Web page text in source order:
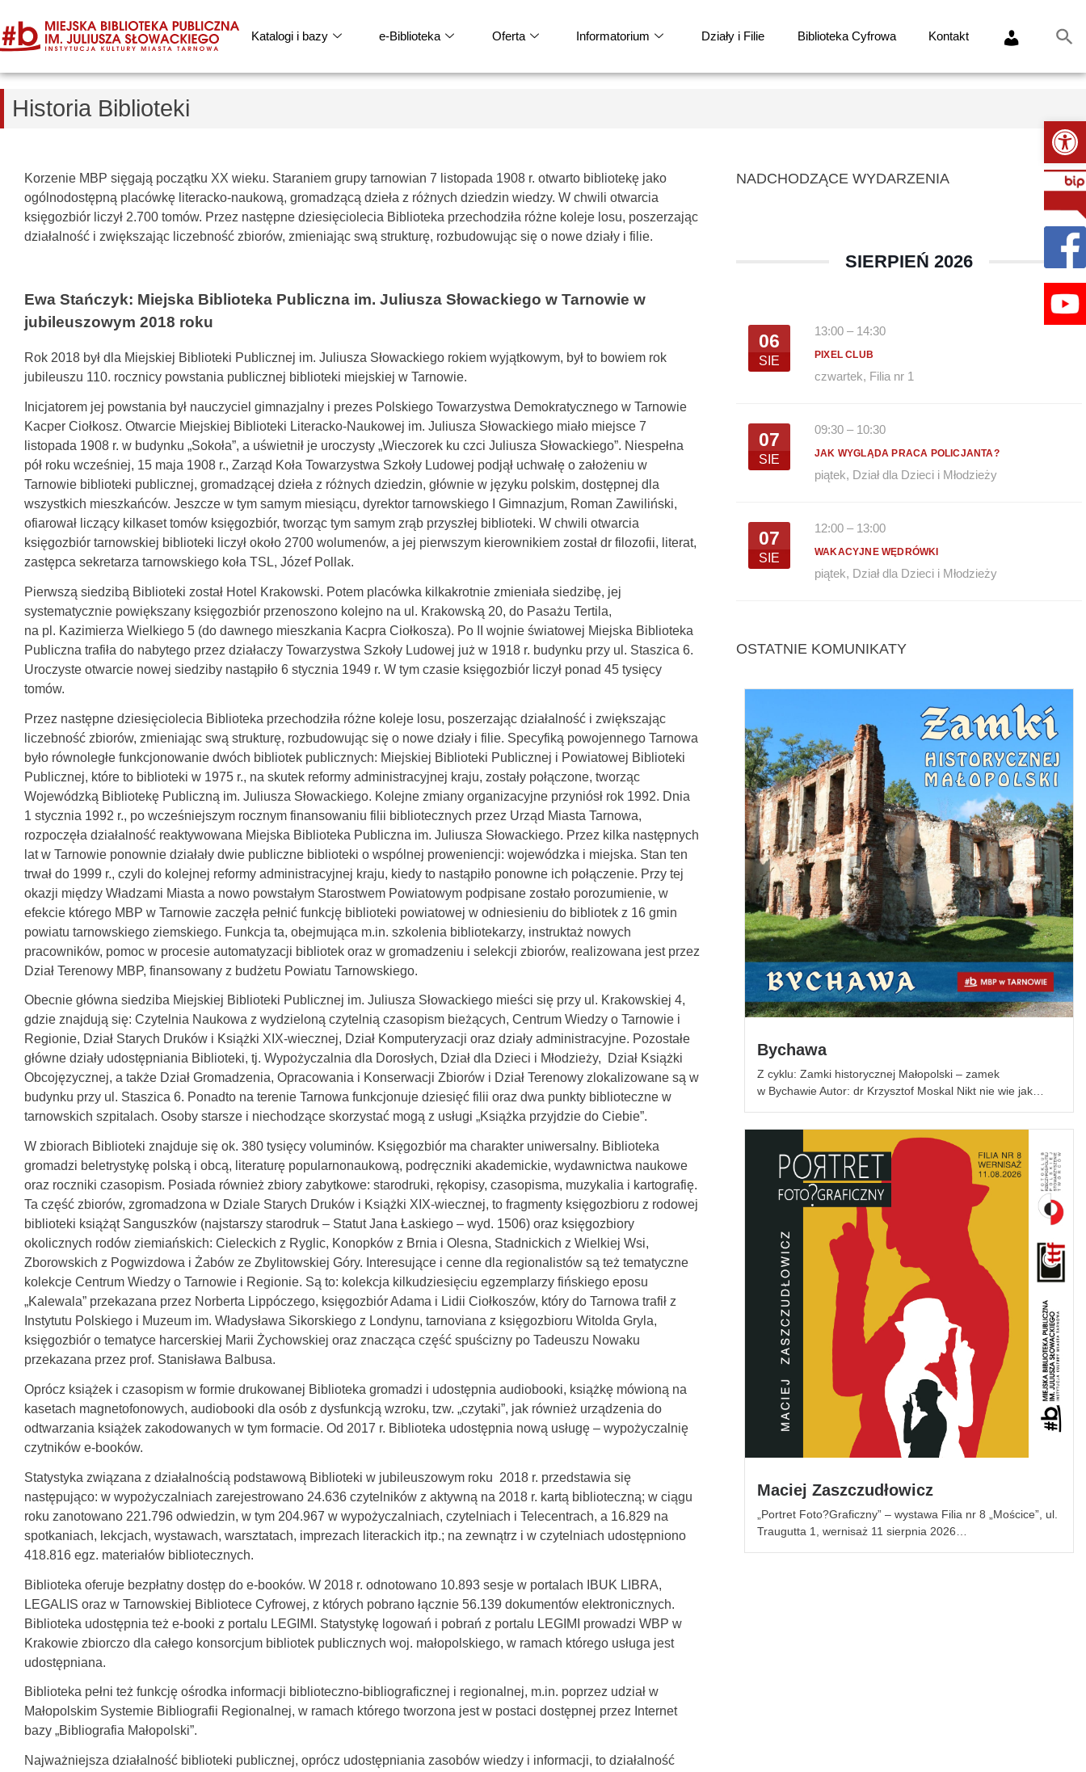
Katalogi i bazy e-Biblioteka Oferta Informatorium Działy i Filie Biblioteka Cyfrowa Kontakt
Historia Biblioteki
Korzenie MBP sięgają początku XX wieku. Staraniem grupy tarnowian 7 listopada 1908 r. otwarto bibliotekę jako
ogólnodostępną placówkę literacko-naukową, gromadzącą dzieła z różnych dziedzin wiedzy. W chwili otwarcia
księgozbiór liczył 2.700 tomów. Przez następne dziesięciolecia Biblioteka przechodziła różne koleje losu, poszerzając
działalność i zwiększając liczebność zbiorów, zmieniając swą strukturę, rozbudowując się o nowe działy i filie.
Ewa Stańczyk: Miejska Biblioteka Publiczna im. Juliusza Słowackiego w Tarnowie w
jubileuszowym 2018 roku
Rok 2018 był dla Miejskiej Biblioteki Publicznej im. Juliusza Słowackiego rokiem wyjątkowym, był to bowiem rok
jubileuszu 110. rocznicy powstania publicznej biblioteki miejskiej w Tarnowie.
Inicjatorem jej powstania był nauczyciel gimnazjalny i prezes Polskiego Towarzystwa Demokratycznego w Tarnowie
Kacper Ciołkosz. Otwarcie Miejskiej Biblioteki Literacko-Naukowej im. Juliusza Słowackiego miało miejsce 7
listopada 1908 r. w budynku „Sokoła”, a uświetnił je uroczysty „Wieczorek ku czci Juliusza Słowackiego”. Niespełna
pół roku wcześniej, 15 maja 1908 r., Zarząd Koła Towarzystwa Szkoły Ludowej podjął uchwałę o założeniu w
Tarnowie biblioteki publicznej, gromadzącej dzieła z różnych dziedzin, głównie w języku polskim, dostępnej dla
wszystkich mieszkańców. Jeszcze w tym samym miesiącu, dyrektor tarnowskiego I Gimnazjum, Roman Zawiliński,
ofiarował liczący kilkaset tomów księgozbiór, tworząc tym samym zrąb przyszłej biblioteki. W chwili otwarcia
księgozbiór tarnowskiej biblioteki liczył około 2700 wolumenów, a jej pierwszym kierownikiem został dr filozofii, literat,
zastępca sekretarza tarnowskiego koła TSL, Józef Pollak.
Pierwszą siedzibą Biblioteki został Hotel Krakowski. Potem placówka kilkakrotnie zmieniała siedzibę, jej
systematycznie powiększany księgozbiór przenoszono kolejno na ul. Krakowską 20, do Pasażu Tertila,
na pl. Kazimierza Wielkiego 5 (do dawnego mieszkania Kacpra Ciołkosza). Po II wojnie światowej Miejska Biblioteka
Publiczna trafiła do nabytego przez działaczy Towarzystwa Szkoły Ludowej już w 1918 r. budynku przy ul. Staszica 6.
Uroczyste otwarcie nowej siedziby nastąpiło 6 stycznia 1949 r. W tym czasie księgozbiór liczył ponad 45 tysięcy
tomów.
Przez następne dziesięciolecia Biblioteka przechodziła różne koleje losu, poszerzając działalność i zwiększając
liczebność zbiorów, zmieniając swą strukturę, rozbudowując się o nowe działy i filie. Specyfiką powojennego Tarnowa
było równoległe funkcjonowanie dwóch bibliotek publicznych: Miejskiej Biblioteki Publicznej i Powiatowej Biblioteki
Publicznej, które to biblioteki w 1975 r., na skutek reformy administracyjnej kraju, zostały połączone, tworząc
Wojewódzką Bibliotekę Publiczną im. Juliusza Słowackiego. Kolejne zmiany organizacyjne przyniósł rok 1992. Dnia
1 stycznia 1992 r., po wcześniejszym rocznym finansowaniu filii bibliotecznych przez Urząd Miasta Tarnowa,
rozpoczęła działalność reaktywowana Miejska Biblioteka Publiczna im. Juliusza Słowackiego. Przez kilka następnych
lat w Tarnowie ponownie działały dwie publiczne biblioteki o wspólnej proweniencji: wojewódzka i miejska. Stan ten
trwał do 1999 r., czyli do kolejnej reformy administracyjnej kraju, kiedy to nastąpiło ponowne ich połączenie. Przy tej
okazji między Władzami Miasta a nowo powstałym Starostwem Powiatowym podpisane zostało porozumienie, w
efekcie którego MBP w Tarnowie zaczęła pełnić funkcję biblioteki powiatowej w odniesieniu do bibliotek z 16 gmin
powiatu tarnowskiego ziemskiego. Funkcja ta, obejmująca m.in. szkolenia bibliotekarzy, instruktaż nowych
pracowników, pomoc w procesie automatyzacji bibliotek oraz w gromadzeniu i selekcji zbiorów, realizowana jest przez
Dział Terenowy MBP, finansowany z budżetu Powiatu Tarnowskiego.
Obecnie główna siedziba Miejskiej Biblioteki Publicznej im. Juliusza Słowackiego mieści się przy ul. Krakowskiej 4,
gdzie znajdują się: Czytelnia Naukowa z wydzieloną czytelnią czasopism bieżących, Centrum Wiedzy o Tarnowie i
Regionie, Dział Starych Druków i Książki XIX-wiecznej, Dział Komputeryzacji oraz działy administracyjne. Pozostałe
główne działy udostępniania Biblioteki, tj. Wypożyczalnia dla Dorosłych, Dział dla Dzieci i Młodzieży, Dział Książki
Obcojęzycznej, a także Dział Gromadzenia, Opracowania i Konserwacji Zbiorów i Dział Terenowy zlokalizowane są w
budynku przy ul. Staszica 6. Ponadto na terenie Tarnowa funkcjonuje dziesięć filii oraz dwa punkty biblioteczne w
tarnowskich szpitalach. Osoby starsze i niechodzące skorzystać mogą z usługi „Książka przyjdzie do Ciebie”.
W zbiorach Biblioteki znajduje się ok. 380 tysięcy voluminów. Księgozbiór ma charakter uniwersalny. Biblioteka
gromadzi beletrystykę polską i obcą, literaturę popularnonaukową, podręczniki akademickie, wydawnictwa naukowe
oraz roczniki czasopism. Posiada również zbiory zabytkowe: starodruki, rękopisy, czasopisma, muzykalia i kartografię.
Ta część zbiorów, zgromadzona w Dziale Starych Druków i Książki XIX-wiecznej, to fragmenty księgozbioru z rodowej
biblioteki książąt Sanguszków (najstarszy starodruk – Statut Jana Łaskiego – wyd. 1506) oraz księgozbiory
okolicznych rodów ziemiańskich: Cieleckich z Ryglic, Konopków z Brnia i Olesna, Stadnickich z Wielkiej Wsi,
Zborowskich z Pogwizdowa i Żabów ze Zbylitowskiej Góry. Interesujące i cenne dla regionalistów są też tematyczne
kolekcje Centrum Wiedzy o Tarnowie i Regionie. Są to: kolekcja kilkudziesięciu egzemplarzy fińskiego eposu
„Kalewala” przekazana przez Norberta Lippóczego, księgozbiór Adama i Lidii Ciołkoszów, który do Tarnowa trafił z
Instytutu Polskiego i Muzeum im. Władysława Sikorskiego z Londynu, tarnoviana z księgozbioru Witolda Gryla,
księgozbiór o tematyce harcerskiej Marii Żychowskiej oraz znacząca część spuścizny po Tadeuszu Nowaku
przekazana przez prof. Stanisława Balbusa.
Oprócz książek i czasopism w formie drukowanej Biblioteka gromadzi i udostępnia audiobooki, książkę mówioną na
kasetach magnetofonowych, audiobooki dla osób z dysfunkcją wzroku, tzw. „czytaki”, jak również urządzenia do
odtwarzania książek zakodowanych w tym formacie. Od 2017 r. Biblioteka udostępnia nową usługę – wypożyczalnię
czytników e-booków.
Statystyka związana z działalnością podstawową Biblioteki w jubileuszowym roku 2018 r. przedstawia się
następująco: w wypożyczalniach zarejestrowano 24.636 czytelników z aktywną na 2018 r. kartą biblioteczną; w ciągu
roku zanotowano 221.796 odwiedzin, w tym 204.967 w wypożyczalniach, czytelniach i Telecentrach, a 16.829 na
spotkaniach, lekcjach, wystawach, warsztatach, imprezach literackich itp.; na zewnątrz i w czytelniach udostępniono
418.816 egz. materiałów bibliotecznych.
Biblioteka oferuje bezpłatny dostęp do e-booków. W 2018 r. odnotowano 10.893 sesje w portalach IBUK LIBRA,
LEGALIS oraz w Tarnowskiej Bibliotece Cyfrowej, z których pobrano łącznie 56.139 dokumentów elektronicznych.
Biblioteka udostępnia też e-booki z portalu LEGIMI. Statystykę logowań i pobrań z portalu LEGIMI prowadzi WBP w
Krakowie zbiorczo dla całego konsorcjum bibliotek publicznych woj. małopolskiego, w ramach którego usługa jest
udostępniana.
Biblioteka pełni też funkcję ośrodka informacji biblioteczno-bibliograficznej i regionalnej, m.in. poprzez udział w
Małopolskim Systemie Bibliografii Regionalnej, w ramach którego tworzona jest w postaci dostępnej przez Internet
bazy „Bibliografia Małopolski”.
Najważniejsza działalność biblioteki publicznej, oprócz udostępniania zasobów wiedzy i informacji, to działalność
NADCHODZĄCE WYDARZENIA
SIERPIEŃ 2026
06
SIE
13:00– 14:30
PIXEL CLUB
czwartek, Filia nr 1
07
SIE
09:30– 10:30
JAK WYGLĄDA PRACA POLICJANTA?
piątek, Dział dla Dzieci i Młodzieży
07
SIE
12:00– 13:00
WAKACYJNE WĘDRÓWKI
piątek, Dział dla Dzieci i Młodzieży
OSTATNIE KOMUNIKATY
Bychawa
Z cyklu: Zamki historycznej Małopolski – zamek
w Bychawie Autor: dr Krzysztof Moskal Nikt nie wie jak…
Maciej Zaszczudłowicz
„Portret Foto?Graficzny” – wystawa Filia nr 8 „Mościce”, ul.
Traugutta 1, wernisaż 11 sierpnia 2026…